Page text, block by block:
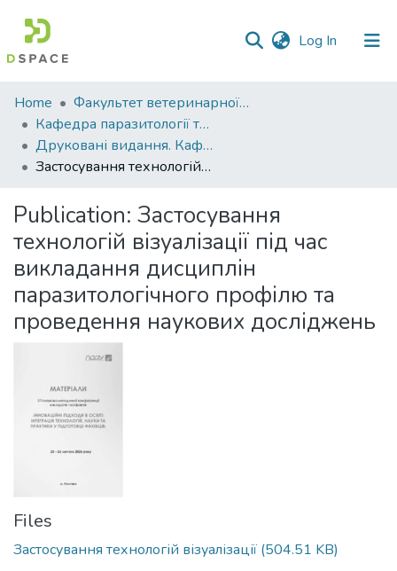
Log In (current)
Communities
&
Collections
All of DSpace
Statistics
Home
Факультет ветеринарної медицини
Кафедра паразитології та ветеринарно-санітарної експертизи
Друковані видання. Кафедра паразитології та ветеринарно-санітарної експертизи
Застосування технологій візуалізації під час викладання дисциплін паразитологічного профілю та проведення наукових досліджень
Publication: Застосування
технологій візуалізації під час
викладання дисциплін
паразитологічного профілю та
проведення наукових досліджень
Files
Застосування технологій візуалізації (504.51 KB)